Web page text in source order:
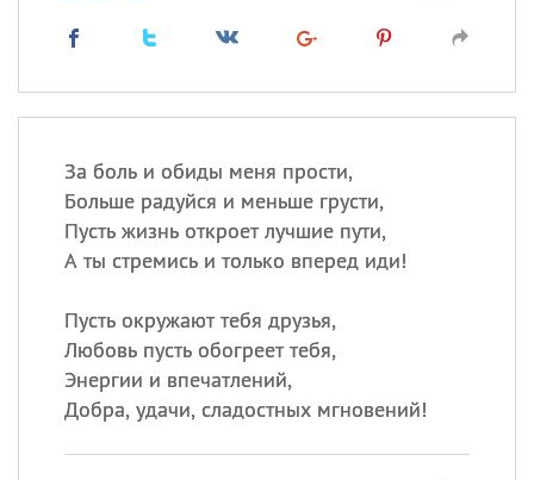
За боль и обиды меня прости,
Больше радуйся и меньше грусти,
Пусть жизнь откроет лучшие пути,
А ты стремись и только вперед иди!
Пусть окружают тебя друзья,
Любовь пусть обогреет тебя,
Энергии и впечатлений,
Добра, удачи, сладостных мгновений!